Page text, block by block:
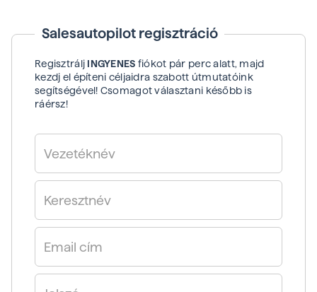
Salesautopilot regisztráció
Regisztrálj INGYENES fiókot pár perc alatt, majd
kezdj el építeni céljaidra szabott útmutatóink
segítségével! Csomagot választani később is
ráérsz!